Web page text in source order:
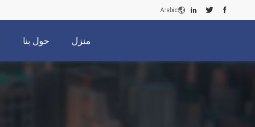
Arabic
منزل حول بنا